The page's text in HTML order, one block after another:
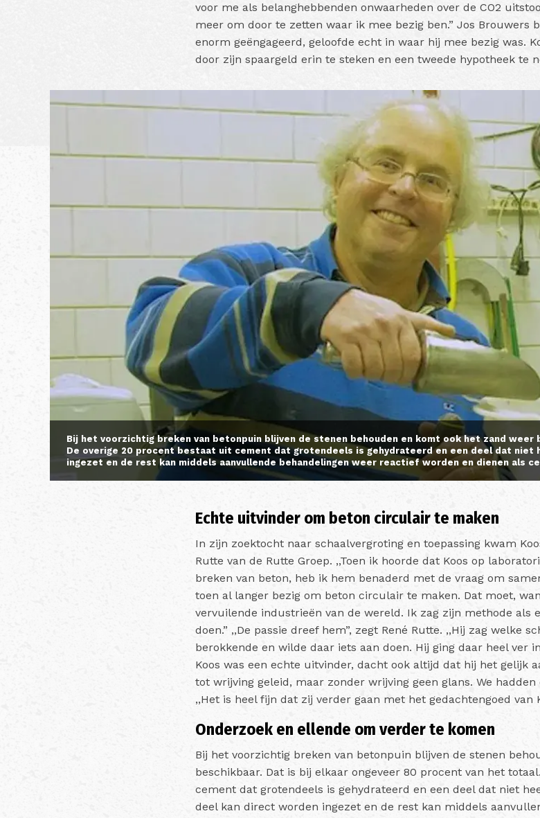
voor me als belanghebbenden onwaarheden over de CO2
meer om door te zetten waar ik mee bezig ben.” Jos Brouwers
enorm geëngageerd, geloofde echt in waar hij mee bezig was.
door zijn spaargeld erin te steken en een tweede hypotheek te
Bij het voorzichtig breken van betonpuin blijven de stenen behouden en komt ook het zand
De overige 20 procent bestaat uit cement dat grotendeels is gehydrateerd en een deel dat
ingezet en de rest kan middels aanvullende behandelingen weer reactief worden en dienen als
Echte uitvinder om beton circulair te maken
In zijn zoektocht naar schaalvergroting en toepassing kwam
Rutte van de Rutte Groep. ,,Toen ik hoorde dat Koos op
breken van beton, heb ik hem benaderd met de vraag om
toen al langer bezig om beton circulair te maken. Dat moet,
vervuilende industrieën van de wereld. Ik zag zijn methode als
doen.” ,,De passie dreef hem”, zegt René Rutte. ,,Hij zag welke
berokkende en wilde daar iets aan doen. Hij ging daar heel ver
Koos was een echte uitvinder, dacht ook altijd dat hij het gelijk
tot wrijving geleid, maar zonder wrijving geen glans. We hadden
,,Het is heel fijn dat zij verder gaan met het gedachtengoed van
Onderzoek en ellende om verder te komen
Bij het voorzichtig breken van betonpuin blijven de stenen
beschikbaar. Dat is bij elkaar ongeveer 80 procent van het
cement dat grotendeels is gehydrateerd en een deel dat niet
deel kan direct worden ingezet en de rest kan middels